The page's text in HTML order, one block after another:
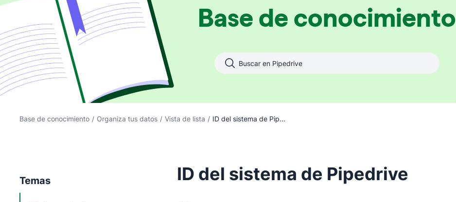
Base de conocimiento
Base de conocimiento / Organiza tus datos / Vista de lista / ID del sistema de Pip...
Temas ID del sistema de Pipedrive